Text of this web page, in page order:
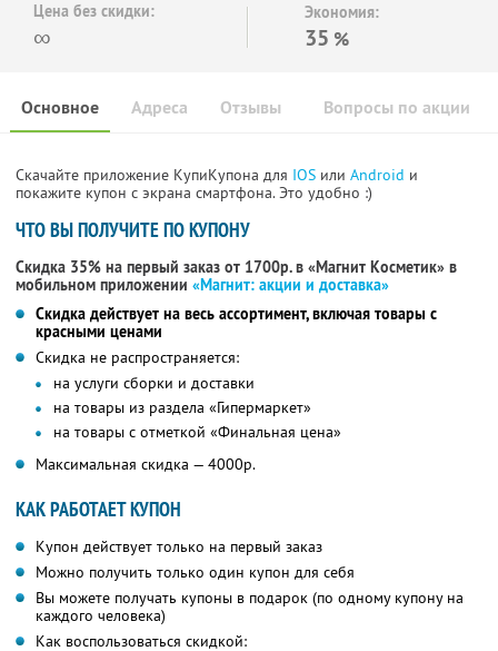
Цена без скидки:
∞
Экономия:
35 %
Основное Отзывы Вопросы по акции
Адреса
Скачайте приложение КупиКупона для IOS или Android и
покажите купон с экрана смартфона. Это удобно :)
ЧТО ВЫ ПОЛУЧИТЕ ПО КУПОНУ
Скидка 35% на первый заказ от 1700р. в «Магнит Косметик» в
мобильном приложении «Магнит: акции и доставка»
Скидка действует на весь ассортимент, включая товары с
красными ценами
Скидка не распространяется:
на услуги сборки и доставки
на товары из раздела «Гипермаркет»
на товары с отметкой «Финальная цена»
Максимальная скидка — 4000р.
КАК РАБОТАЕТ КУПОН
Купон действует только на первый заказ
Можно получить только один купон для себя
Вы можете получать купоны в подарок (по одному купону на
каждого человека)
Как воспользоваться скидкой: